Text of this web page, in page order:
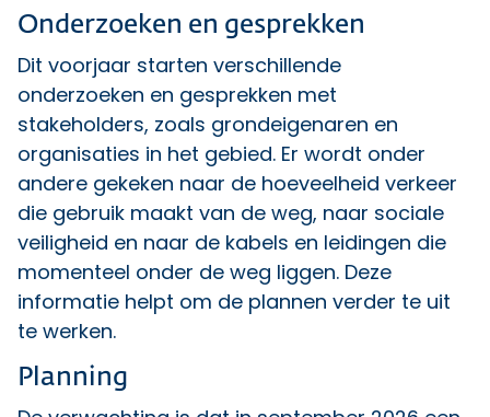
Onderzoeken en gesprekken
Dit voorjaar starten verschillende
onderzoeken en gesprekken met
stakeholders, zoals grondeigenaren en
organisaties in het gebied. Er wordt onder
andere gekeken naar de hoeveelheid verkeer
die gebruik maakt van de weg, naar sociale
veiligheid en naar de kabels en leidingen die
momenteel onder de weg liggen. Deze
informatie helpt om de plannen verder te uit
te werken.
Planning